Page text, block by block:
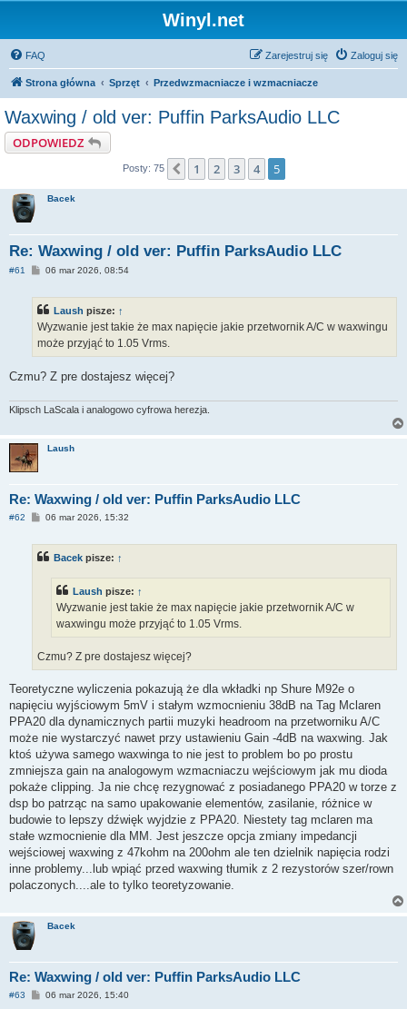
Winyl.net
FAQ Zaloguj się
Zarejestruj się
Strona główna Sprzęt Przedwzmacniacze i wzmacniacze
Waxwing / old ver: Puffin ParksAudio LLC
ODPOWIEDZ
Posty: 75 Poprzednia
1 2 3 4 5
Bacek
Re: Waxwing / old ver: Puffin ParksAudio LLC
#61
P06 mar 2026, 08:54
Laush pisze: ↑
Wyzwanie jest takie że max napięcie jakie przetwornik A/C w waxwingu
może przyjąć to 1.05 Vrms.
Czmu? Z pre dostajesz więcej?
Klipsch LaScala i analogowo cyfrowa herezja.
Laush
Re: Waxwing / old ver: Puffin ParksAudio LLC
#62
P06 mar 2026, 15:32
Bacek pisze: ↑
Laush pisze: ↑
Wyzwanie jest takie że max napięcie jakie przetwornik A/C w
waxwingu może przyjąć to 1.05 Vrms.
Czmu? Z pre dostajesz więcej?
Teoretyczne wyliczenia pokazują że dla wkładki np Shure M92e o
napięciu wyjściowym 5mV i stałym wzmocnieniu 38dB na Tag Mclaren
PPA20 dla dynamicznych partii muzyki headroom na przetworniku A/C
może nie wystarczyć nawet przy ustawieniu Gain -4dB na waxwing. Jak
ktoś używa samego waxwinga to nie jest to problem bo po prostu
zmniejsza gain na analogowym wzmacniaczu wejściowym jak mu dioda
pokaże clipping. Ja nie chcę rezygnować z posiadanego PPA20 w torze z
dsp bo patrząc na samo upakowanie elementów, zasilanie, różnice w
budowie to lepszy dźwięk wyjdzie z PPA20. Niestety tag mclaren ma
stałe wzmocnienie dla MM. Jest jeszcze opcja zmiany impedancji
wejściowej waxwing z 47kohm na 200ohm ale ten dzielnik napięcia rodzi
inne problemy...lub wpiąć przed waxwing tłumik z 2 rezystorów szer/rown
polaczonych....ale to tylko teoretyzowanie.
Bacek
Re: Waxwing / old ver: Puffin ParksAudio LLC
#63
P06 mar 2026, 15:40